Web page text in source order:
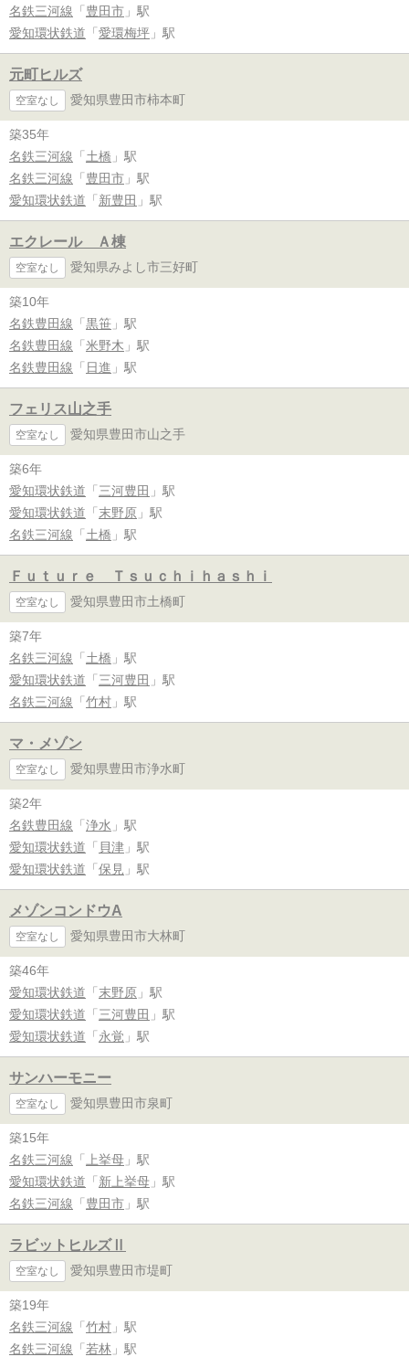
名鉄三河線 「 豊田市 」駅
愛知環状鉄道 「 愛環梅坪 」駅
元町ヒルズ
空室なし 愛知県豊田市柿本町
築35年
名鉄三河線 「 土橋 」駅
名鉄三河線 「 豊田市 」駅
愛知環状鉄道 「 新豊田 」駅
エクレール Ａ棟
空室なし 愛知県みよし市三好町
築10年
名鉄豊田線 「 黒笹 」駅
名鉄豊田線 「 米野木 」駅
名鉄豊田線 「 日進 」駅
フェリス山之手
空室なし 愛知県豊田市山之手
築6年
愛知環状鉄道 「 三河豊田 」駅
愛知環状鉄道 「 末野原 」駅
名鉄三河線 「 土橋 」駅
Ｆｕｔｕｒｅ Ｔｓｕｃｈｉｈａｓｈｉ
空室なし 愛知県豊田市土橋町
築7年
名鉄三河線 「 土橋 」駅
愛知環状鉄道 「 三河豊田 」駅
名鉄三河線 「 竹村 」駅
マ・メゾン
空室なし 愛知県豊田市浄水町
築2年
名鉄豊田線 「 浄水 」駅
愛知環状鉄道 「 貝津 」駅
愛知環状鉄道 「 保見 」駅
メゾンコンドウA
空室なし 愛知県豊田市大林町
築46年
愛知環状鉄道 「 末野原 」駅
愛知環状鉄道 「 三河豊田 」駅
愛知環状鉄道 「 永覚 」駅
サンハーモニー
空室なし 愛知県豊田市泉町
築15年
名鉄三河線 「 上挙母 」駅
愛知環状鉄道 「 新上挙母 」駅
名鉄三河線 「 豊田市 」駅
ラビットヒルズⅡ
空室なし 愛知県豊田市堤町
築19年
名鉄三河線 「 竹村 」駅
名鉄三河線 「 若林 」駅